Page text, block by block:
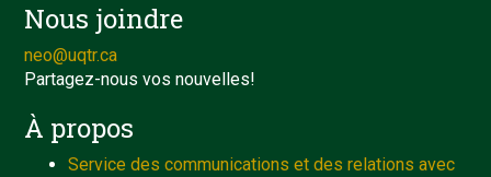
Nous joindre
neo@uqtr.ca
Partagez-nous vos nouvelles!
À propos
Service des communications et des relations avec